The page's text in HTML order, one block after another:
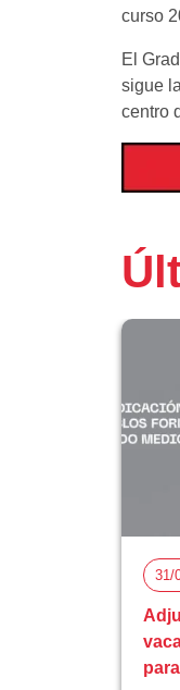
curso
El
sigue
centro
31/